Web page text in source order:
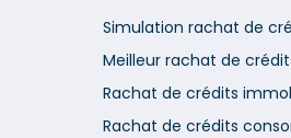
Simulation rachat de
Meilleur rachat de
Rachat de crédits
Rachat de crédits